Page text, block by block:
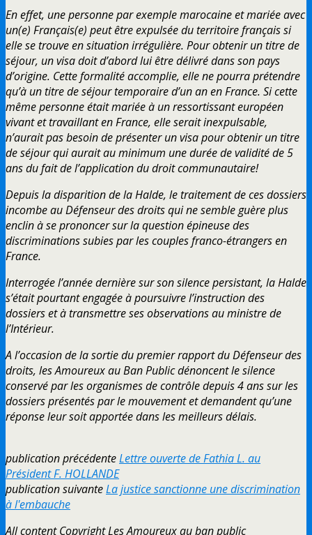
En effet, une personne par exemple marocaine et mariée avec
un(e) Français(e) peut être expulsée du territoire français si
elle se trouve en situation irrégulière. Pour obtenir un titre de
séjour, un visa doit d’abord lui être délivré dans son pays
d’origine. Cette formalité accomplie, elle ne pourra prétendre
qu’à un titre de séjour temporaire d’un an en France. Si cette
même personne était mariée à un ressortissant européen
vivant et travaillant en France, elle serait inexpulsable,
n’aurait pas besoin de présenter un visa pour obtenir un titre
de séjour qui aurait au minimum une durée de validité de 5
ans du fait de l’application du droit communautaire!
Depuis la disparition de la Halde, le traitement de ces dossiers
incombe au Défenseur des droits qui ne semble guère plus
enclin à se prononcer sur la question épineuse des
discriminations subies par les couples franco-étrangers en
France.
Interrogée l’année dernière sur son silence persistant, la Halde
s’était pourtant engagée à poursuivre l’instruction des
dossiers et à transmettre ses observations au ministre de
l’Intérieur.
A l’occasion de la sortie du premier rapport du Défenseur des
droits, les Amoureux au Ban Public dénoncent le silence
conservé par les organismes de contrôle depuis 4 ans sur les
dossiers présentés par le mouvement et demandent qu’une
réponse leur soit apportée dans les meilleurs délais.
publication précédenteLettre ouverte de Fathia L. au
Président F. HOLLANDE
publication suivanteLa justice sanctionne une discrimination
à l'embauche
All content Copyright Les Amoureux au ban public